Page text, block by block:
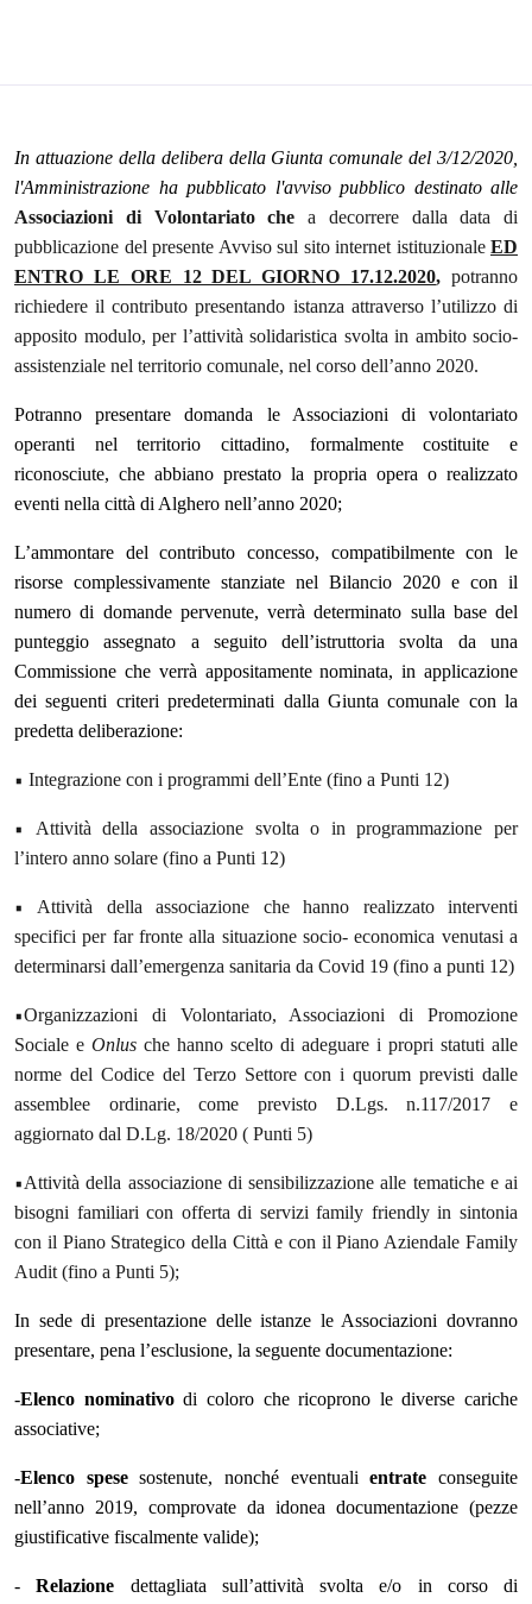
In attuazione della delibera della Giunta comunale del 3/12/2020,
l'Amministrazione ha pubblicato l'avviso pubblico destinato alle
Associazioni di Volontariato che a decorrere dalla data di
pubblicazione del presente Avviso sul sito internet istituzionale ED
ENTRO LE ORE 12 DEL GIORNO 17.12.2020,potranno
richiedere il contributo presentando istanza attraverso l’utilizzo di
apposito modulo, per l’attività solidaristica svolta in ambito socio-
assistenziale nel territorio comunale, nel corso dell’anno 2020.
Potranno presentare domanda le Associazioni di volontariato
operanti nel territorio cittadino, formalmente costituite e
riconosciute, che abbiano prestato la propria opera o realizzato
eventi nella città di Alghero nell’anno 2020;
L’ammontare del contributo concesso, compatibilmente con le
risorse complessivamente stanziate nel Bilancio 2020 e con il
numero di domande pervenute, verrà determinato sulla base del
punteggio assegnato a seguito dell’istruttoria svolta da una
Commissione che verrà appositamente nominata, in applicazione
dei seguenti criteri predeterminati dalla Giunta comunale con la
predetta deliberazione:
• Integrazione con i programmi dell’Ente (fino a Punti 12)
•
Attività della associazione svolta o in programmazione per
l’intero anno solare (fino a Punti 12)
•Attività della associazione che hanno realizzato interventi
specifici per far fronte alla situazione socio- economica venutasi a
determinarsi dall’emergenza sanitaria da Covid 19 (fino a punti 12)
•Organizzazioni di Volontariato, Associazioni di Promozione
Sociale e Onlus che hanno scelto di adeguare i propri statuti alle
norme del Codice del Terzo Settore con i quorum previsti dalle
assemblee ordinarie, come previsto D.Lgs. n.117/2017 e
aggiornato dal D.Lg. 18/2020 ( Punti 5)
•Attività della associazione di sensibilizzazione alle tematiche e ai
bisogni familiari con offerta di servizi family friendly in sintonia
con il Piano Strategico della Città e con il Piano Aziendale Family
Audit (fino a Punti 5);
In sede di presentazione delle istanze le Associazioni dovranno
presentare, pena l’esclusione, la seguente documentazione:
-Elenco nominativodi coloro che ricoprono le diverse cariche
associative;
-Elenco spesesostenute, nonché eventualientrateconseguite
nell’anno 2019, comprovate da idonea documentazione (pezze
giustificative fiscalmente valide);
-Relazione dettagliata sull’attività svolta e/o in corso di